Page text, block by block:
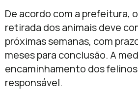
De acordo com a prefeitura,
retirada dos animais deve
próximas semanas, com
meses para conclusão. A
encaminhamento dos
responsável.